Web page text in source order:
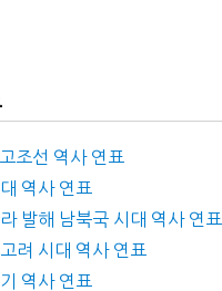
조선 역사 연표
역사 연표
발해 남북국 시대 역사 연표
려 시대 역사 연표
역사 연표